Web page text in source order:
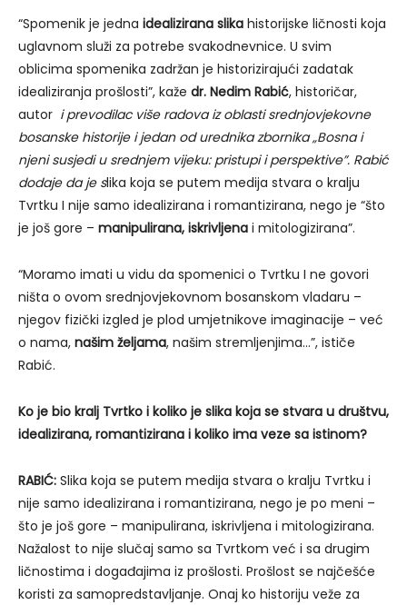
“Spomenik je jedna idealizirana slika historijske ličnosti koja
uglavnom služi za potrebe svakodnevnice. U svim
oblicima spomenika zadržan je historizirajući zadatak
idealiziranja prošlosti”, kaže dr. Nedim Rabić, historičar,
autor i prevodilac više radova iz oblasti srednjovjekovne
bosanske historije i jedan od urednika zbornika „Bosna i
njeni susjedi u srednjem vijeku: pristupi i perspektive”. Rabić
dodaje da je slika koja se putem medija stvara o kralju
Tvrtku I nije samo idealizirana i romantizirana, nego je “što
je još gore – manipulirana, iskrivljena i mitologizirana”.
“Moramo imati u vidu da spomenici o Tvrtku I ne govori
ništa o ovom srednjovjekovnom bosanskom vladaru –
njegov fizički izgled je plod umjetnikove imaginacije – već
o nama, našim željama, našim stremljenjima…”, ističe
Rabić.
Ko je bio kralj Tvrtko i koliko je slika koja se stvara u društvu,
idealizirana, romantizirana i koliko ima veze sa istinom?
RABIĆ: Slika koja se putem medija stvara o kralju Tvrtku i
nije samo idealizirana i romantizirana, nego je po meni –
što je još gore – manipulirana, iskrivljena i mitologizirana.
Nažalost to nije slučaj samo sa Tvrtkom već i sa drugim
ličnostima i događajima iz prošlosti. Prošlost se najčešće
koristi za samopredstavljanje. Onaj ko historiju veže za